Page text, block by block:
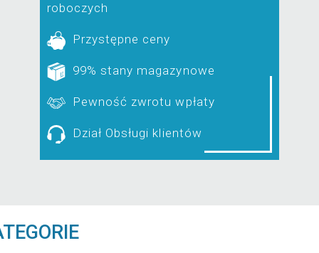
roboczych
Przystępne ceny
99% stany magazynowe
Pewność zwrotu wpłaty
Dział Obsługi klientów